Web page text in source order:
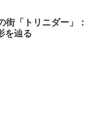
街「トリニダー」：
を辿る